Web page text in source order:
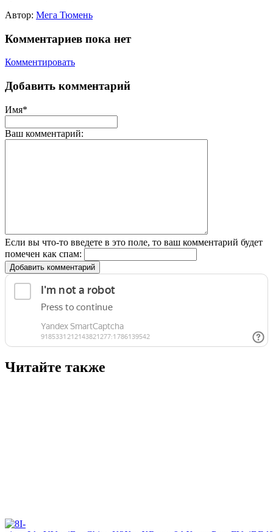
Автор: Мега Тюмень
Комментариев пока нет
Комментировать
Добавить комментарий
Имя*
Ваш комментарий:
Если вы что-то введете в это поле, то ваш комментарий будет
помечен как спам:
Добавить комментарий
Читайте также